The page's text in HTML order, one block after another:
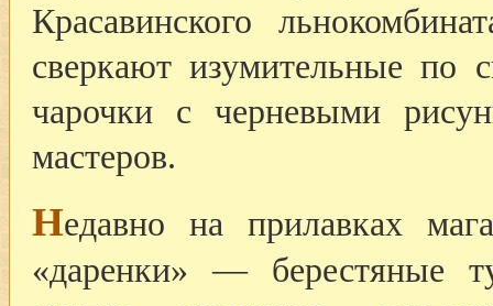
Красавинского
сверкают изумительные по
чарочки с черневыми
мастеров.
Недавно на прилавках
«даренки» — берестяные